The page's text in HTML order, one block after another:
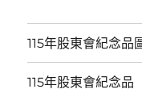
115年股東會紀念品
115年股東會紀念品